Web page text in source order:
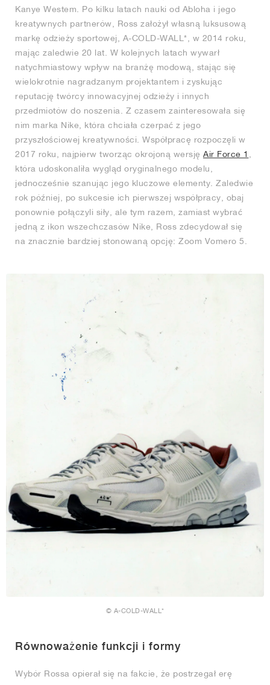
Kanye Westem. Po kilku latach nauki od Abloha i jego
kreatywnych partnerów, Ross założył własną luksusową
markę odzieży sportowej, A-COLD-WALL*, w 2014 roku,
mając zaledwie 20 lat. W kolejnych latach wywarł
natychmiastowy wpływ na branżę modową, stając się
wielokrotnie nagradzanym projektantem i zyskując
reputację twórcy innowacyjnej odzieży i innych
przedmiotów do noszenia. Z czasem zainteresowała się
nim marka Nike, która chciała czerpać z jego
przyszłościowej kreatywności. Współpracę rozpoczęli w
2017 roku, najpierw tworząc okrojoną wersję Air Force 1
która udoskonaliła wygląd oryginalnego modelu,
jednocześnie szanując jego kluczowe elementy. Zaledwie
rok później, po sukcesie ich pierwszej współpracy, obaj
ponownie połączyli siły, ale tym razem, zamiast wybrać
jedną z ikon wszechczasów Nike, Ross zdecydował się
na znacznie bardziej stonowaną opcję: Zoom Vomero 5.
© A-COLD-WALL*
Równoważenie funkcji i formy
Wybór Rossa opierał się na fakcie, że postrzegał erę